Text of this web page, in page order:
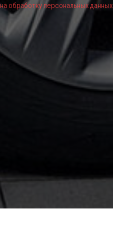
обработку персональных данных